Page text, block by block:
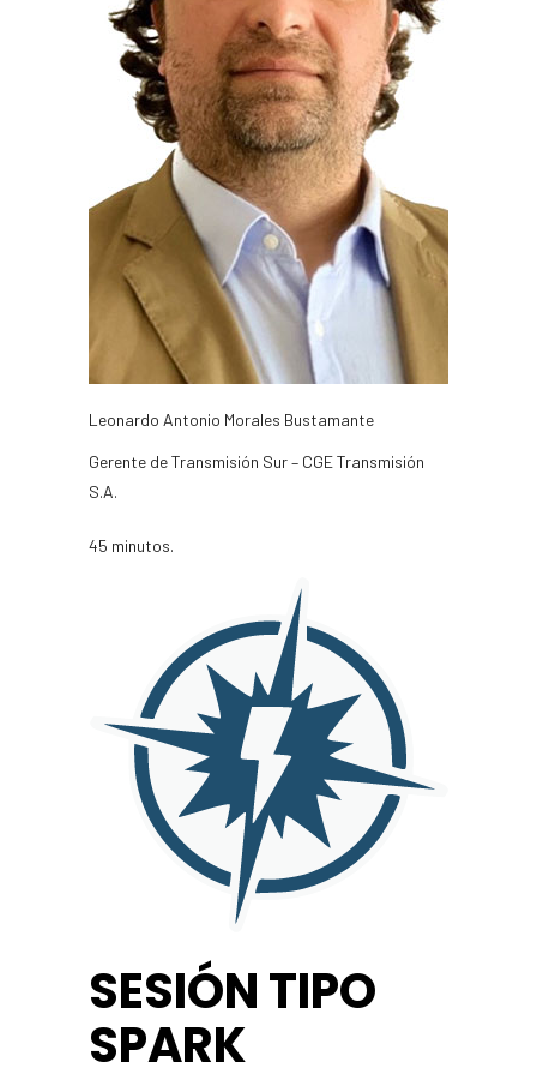
Leonardo Antonio Morales Bustamante
Gerente de Transmisión Sur – CGE Transmisión
S.A.
45 minutos.
SESIÓN TIPO
SPARK